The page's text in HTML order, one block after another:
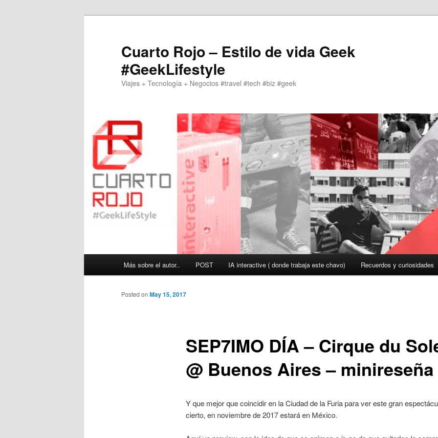
Cuarto Rojo – Estilo de vida Geek
#GeekLifestyle
Viajes + Tecnología + Negocios #travel #tech #biz #geek
Más sobre el autor.. POST IA interactive ( donde trabaja este chavo) Recuerdos y curiosidades
SEP7IMO DÍA – Cirque du
@ Buenos Aires – minireseña
Posted on May 15, 2017
Y que mejor que coincidir en la Ciudad de la Furia para ver este gran
cierto, en noviembre de 2017 estará en México.